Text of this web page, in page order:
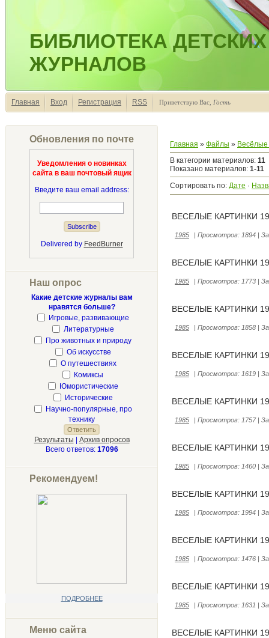
БИБЛИОТЕКА ДЕТСКИХ
ЖУРНАЛОВ
Главная Вход Регистрация RSS Приветствую Вас Гость
Обновления по почте
Уведомления о новинках
сайта в ваш почтовый ящик
Введите ваш email address:
Delivered by FeedBurner
Наш опрос
Какие детские журналы вам
нравятся больше?
Игровые, развивающие
Литературные
Про животных и природу
Об искусстве
О путешествиях
Комиксы
Юмористические
Исторические
Научно-популярные, про
технику
Результаты
Архив опросов
Всего ответов: 17096
Рекомендуем!
ПОДРОБНЕЕ
Меню сайта
Главная » Файлы » Весёлые
В категории материалов: 11
Показано материалов: 1-11
Сортировать по: Дате ·
ВЕСЕЛЫЕ КАРТИНКИ
1985 | Просмотров: 1894 |
ВЕСЕЛЫЕ КАРТИНКИ
1985 | Просмотров: 1773 |
ВЕСЕЛЫЕ КАРТИНКИ
1985 | Просмотров: 1858 |
ВЕСЕЛЫЕ КАРТИНКИ
1985 | Просмотров: 1619 |
ВЕСЕЛЫЕ КАРТИНКИ
1985 | Просмотров: 1757|
ВЕСЕЛЫЕ КАРТИНКИ
1985 | Просмотров: 1460 |
ВЕСЕЛЫЕ КАРТИНКИ
1985 | Просмотров: 1994 |
ВЕСЕЛЫЕ КАРТИНКИ
1985 | Просмотров: 1476 |
ВЕСЕЛЫЕ КАРТИНКИ
1985 | Просмотров: 1631 |
ВЕСЕЛЫЕ КАРТИНКИ